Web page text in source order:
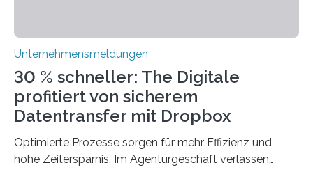
Unternehmensmeldungen
30 % schneller: The Digitale
profitiert von sicherem
Datentransfer mit Dropbox
Optimierte Prozesse sorgen für mehr Effizienz und
hohe Zeitersparnis. Im Agenturgeschäft verlassen